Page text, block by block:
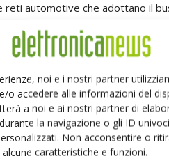
noi e i nostri partner
o accedere alle informazioni del
a noi e ai nostri partner di
la navigazione o gli ID
Non acconsentire o
caratteristiche e funzioni.
reti automotive che adottano il
applicazione per
in formato 1206, le cui
analoghi dispositivi al quarzo,
Non va comunque dimenticato
necessari per integrare un
e riduzione del numero di